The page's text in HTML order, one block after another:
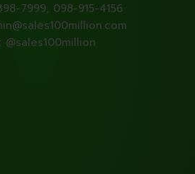
7999, 098-915-4156
@sales100million